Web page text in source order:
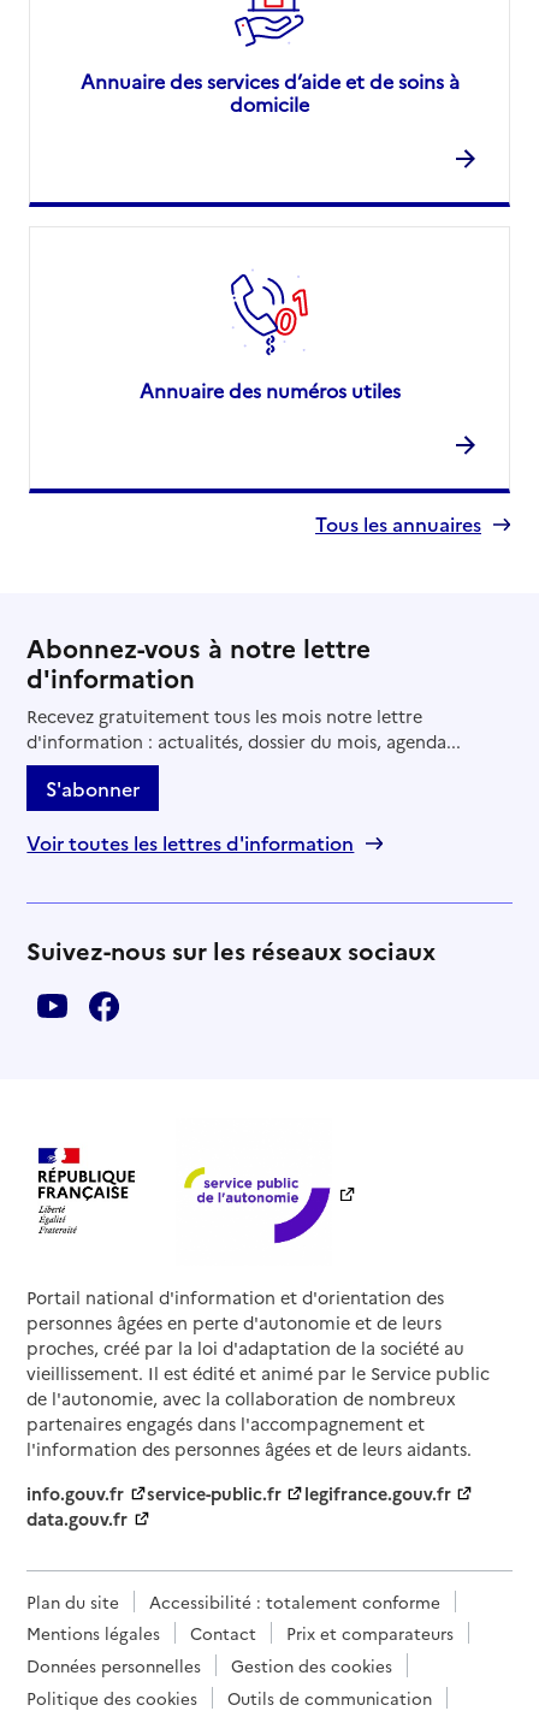
Annuaire des services d’aide et de soins à
domicile
Annuaire des numéros utiles
Tous les annuaires
Abonnez-vous à notre lettre
d'information
Recevez gratuitement tous les mois notre lettre
d'information : actualités, dossier du mois, agenda...
S'abonner
Voir toutes les lettres d'information
Suivez-nous sur les réseaux sociaux
Portail national d'information et d'orientation des
personnes âgées en perte d'autonomie et de leurs
proches, créé par la loi d'adaptation de la société au
vieillissement. Il est édité et animé par le Service public
de l'autonomie, avec la collaboration de nombreux
partenaires engagés dans l'accompagnement et
l'information des personnes âgées et de leurs aidants.
info.gouv.fr
service-public.fr
legifrance.gouv.fr
data.gouv.fr
Plan du site
Accessibilité : totalement conforme
Mentions légales
Contact
Prix et comparateurs
Données personnelles
Gestion des cookies
Politique des cookies
Outils de communication